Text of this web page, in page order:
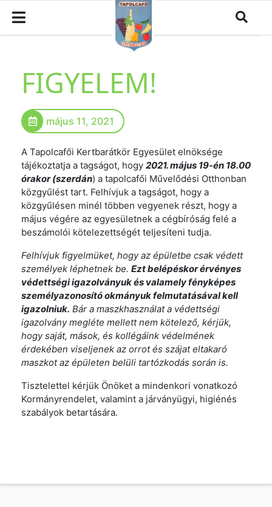
FIGYELEM!
május 11, 2021
A Tapolcafői Kertbarátkör Egyesület elnöksége
tájékoztatja a tagságot, hogy 2021. május 19-én 18.00
órakor (szerdán) a tapolcafői Művelődési Otthonban
közgyűlést tart. Felhívjuk a tagságot, hogy a
közgyűlésen minél többen vegyenek részt, hogy a
május végére az egyesületnek a cégbíróság felé a
beszámolói kötelezettségét teljesíteni tudja.
Felhívjuk figyelmüket, hogy az épületbe csak védett
személyek léphetnek be. Ezt belépéskor érvényes
védettségi igazolványuk és valamely fényképes
személyazonosító okmányuk felmutatásával kell
igazolniuk. Bár a maszkhasználat a védettségi
igazolvány megléte mellett nem kötelező, kérjük,
hogy saját, mások, és kollégáink védelmének
érdekében viseljenek az orrot és szájat eltakaró
maszkot az épületen belüli tartózkodás során is.
Tisztelettel kérjük Önöket a mindenkori vonatkozó
Kormányrendelet, valamint a járványügyi, higiénés
szabályok betartására.